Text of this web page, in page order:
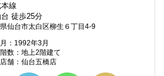
線
徒歩25分
仙台市太白区柳生６丁目4-9
：1992年3月
数：地上2階建て
舗：仙台五橋店